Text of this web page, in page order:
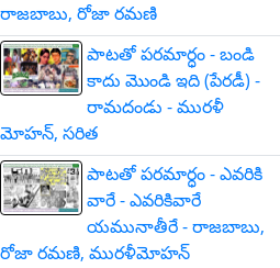
రాజబాబు, రోజా రమణి
పాటతో పరమార్ధం - బండి
కాదు మొండి ఇది (పేరడీ) -
రామదండు - మురళీ
మోహన్, సరిత
పాటతో పరమార్ధం - ఎవరికి
వారే - ఎవరికివారే
యమునాతీరే - రాజబాబు,
రోజా రమణి, మురళీమోహన్